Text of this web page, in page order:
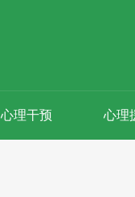
心理干预 心理